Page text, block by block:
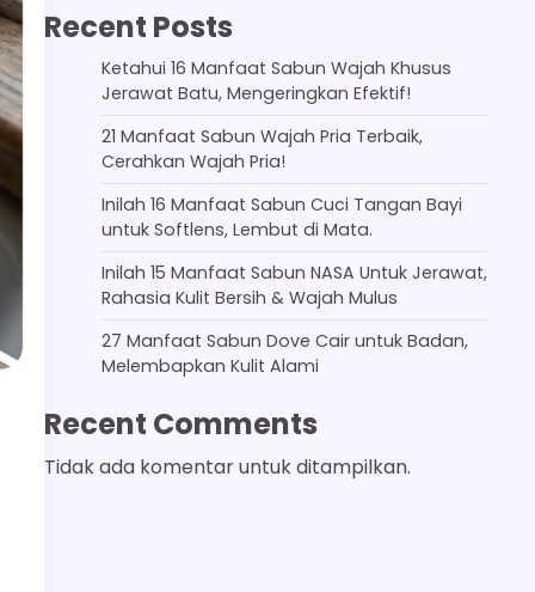
Recent Posts
Ketahui 16 Manfaat Sabun Wajah Khusus
Jerawat Batu, Mengeringkan Efektif!
21 Manfaat Sabun Wajah Pria Terbaik,
Cerahkan Wajah Pria!
Inilah 16 Manfaat Sabun Cuci Tangan Bayi
untuk Softlens, Lembut di Mata.
Inilah 15 Manfaat Sabun NASA Untuk Jerawat,
Rahasia Kulit Bersih & Wajah Mulus
27 Manfaat Sabun Dove Cair untuk Badan,
Melembapkan Kulit Alami
Recent Comments
Tidak ada komentar untuk ditampilkan.